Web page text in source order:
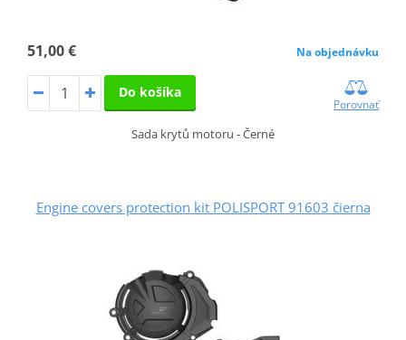
51,00 € Na objednávku
Do košíka
Porovnať
Sada krytů motoru - Černé
Engine covers protection kit POLISPORT 91603 čierna